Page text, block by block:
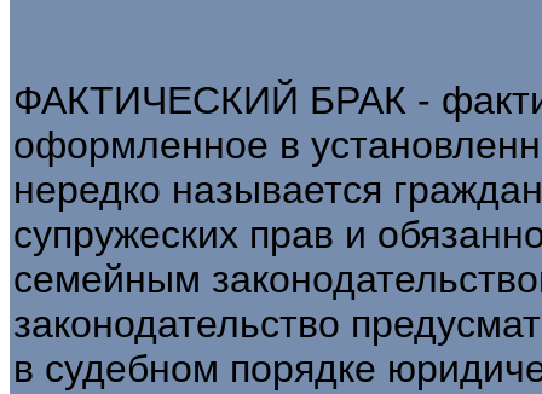
ФАКТИЧЕСКИЙ БРАК -
оформленное в
нередко называется
супружеских прав и
семейным
законодательство
в судебном порядке